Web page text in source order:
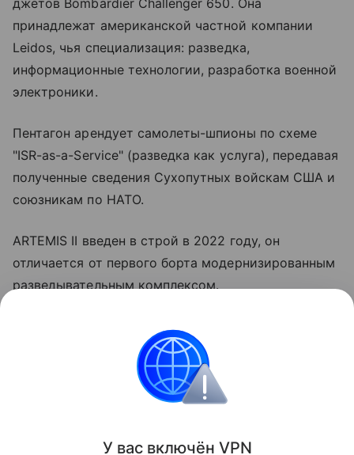
джетов Bombardier Challenger 650. Она
принадлежат американской частной компании
Leidos, чья специализация: разведка,
информационные технологии, разработка военной
электроники.
Пентагон арендует самолеты-шпионы по схеме
"ISR-as-a-Service" (разведка как услуга), передавая
полученные сведения Сухопутных войскам США и
союзникам по НАТО.
ARTEMIS II введен в строй в 2022 году, он
отличается от первого борта модернизированным
разведывательным комплексом.
Примечательно, что полет американского
воздушного разведчика над Черным морем
совпало с появлением украинского БЭК у Ялты,
пишет "Военная хроника".
Поделиться
У вас включён VPN